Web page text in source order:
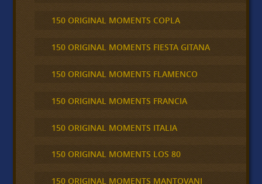
150 ORIGINAL MOMENTS COPLA
150 ORIGINAL MOMENTS FIESTA GITANA
150 ORIGINAL MOMENTS FLAMENCO
150 ORIGINAL MOMENTS FRANCIA
150 ORIGINAL MOMENTS ITALIA
150 ORIGINAL MOMENTS LOS 80
150 ORIGINAL MOMENTS MANTOVANI